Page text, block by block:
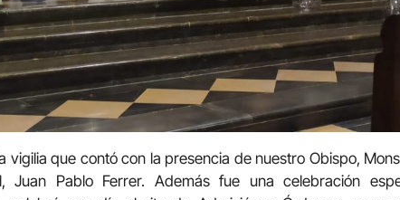
vigilia que contó con la presencia de nuestro Obispo,
Juan Pablo Ferrer. Además fue una celebración